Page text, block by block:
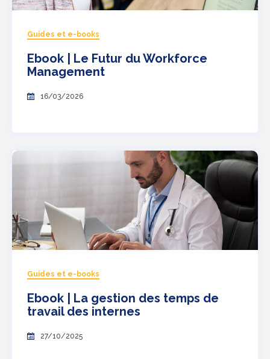
Guides et e-books
Ebook | Le Futur du Workforce
Management
16/03/2026
Guides et e-books
Ebook | La gestion des temps de
travail des internes
27/10/2025